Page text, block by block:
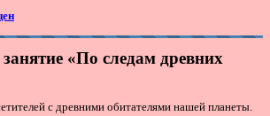
«По следам древних
с древними обитателями нашей планеты.